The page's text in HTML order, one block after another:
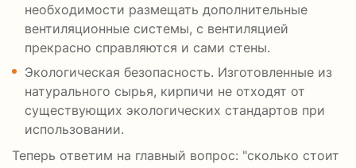
необходимости размещать дополнительные
вентиляционные системы, с вентиляцией
прекрасно справляются и сами стены.
Экологическая безопасность. Изготовленные из
натурального сырья, кирпичи не отходят от
существующих экологических стандартов при
использовании.
Теперь ответим на главный вопрос: "сколько стоит